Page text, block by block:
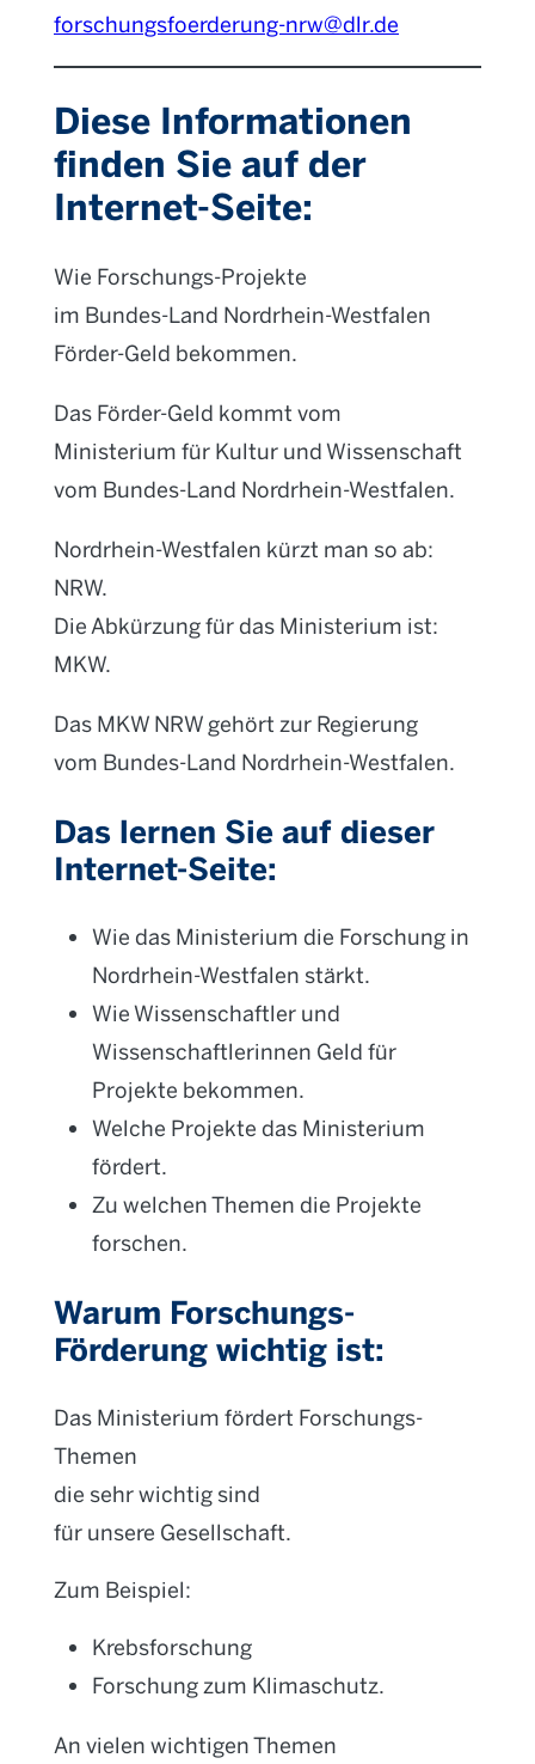
forschungsfoerderung-nrw@dlr.de
Diese Informationen
finden Sie auf der
Internet-Seite:
Wie Forschungs-Projekte
im Bundes-Land Nordrhein-Westfalen
Förder-Geld bekommen.
Das Förder-Geld kommt vom
Ministerium für Kultur und Wissenschaft
vom Bundes-Land Nordrhein-Westfalen.
Nordrhein-Westfalen kürzt man so ab:
NRW.
Die Abkürzung für das Ministerium ist:
MKW.
Das MKW NRW gehört zur Regierung
vom Bundes-Land Nordrhein-Westfalen.
Das lernen Sie auf dieser
Internet-Seite:
Wie das Ministerium die Forschung in
Nordrhein-Westfalen stärkt.
Wie Wissenschaftler und
Wissenschaftlerinnen Geld für
Projekte bekommen.
Welche Projekte das Ministerium
fördert.
Zu welchen Themen die Projekte
forschen.
Warum Forschungs-
Förderung wichtig ist:
Das Ministerium fördert Forschungs-
Themen
die sehr wichtig sind
für unsere Gesellschaft.
Zum Beispiel:
Krebsforschung
Forschung zum Klimaschutz.
An vielen wichtigen Themen